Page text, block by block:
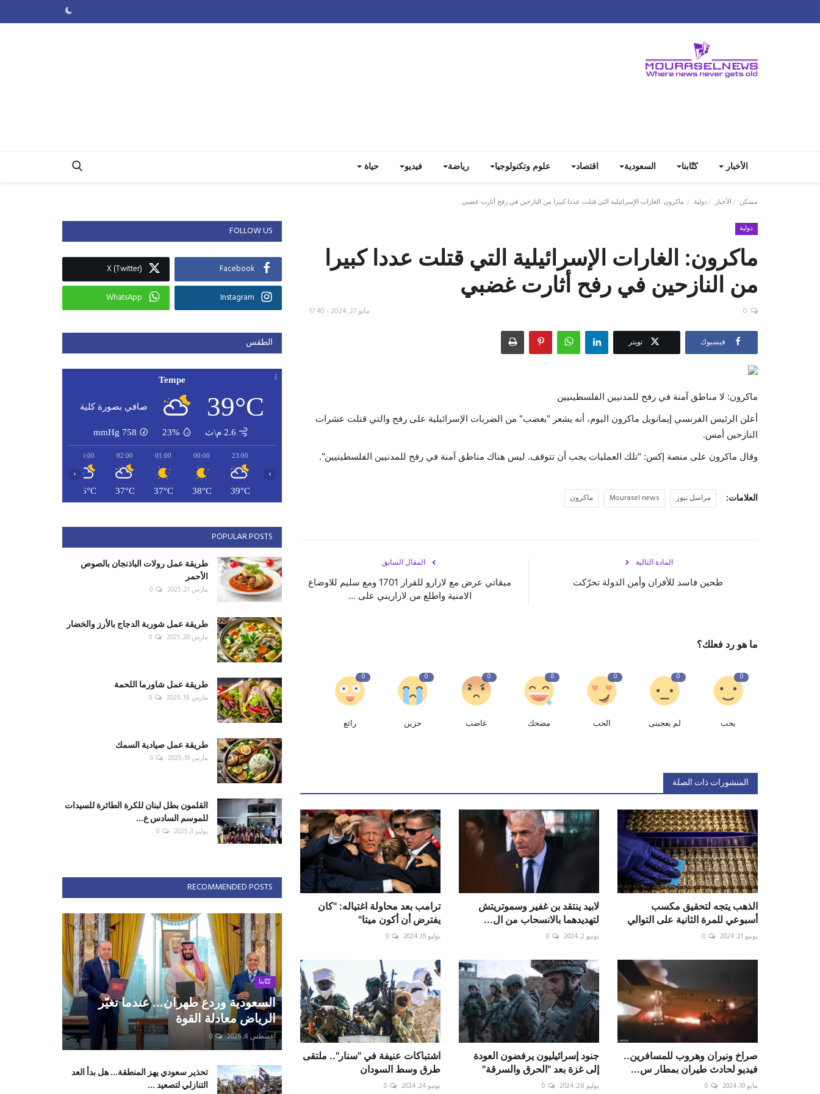
الأخبار كتّابنا السعودية اقتصاد علوم وتكنولوجيا رياضة فيديو حياة
مسكن الأخبار دولية ماكرون: الغارات الإسرائيلية التي قتلت عددا كبيرا من النازحين في رفح أثارت غضبي
دولية
ماكرون: الغارات الإسرائيلية التي قتلت عددا كبيرا
من النازحين في رفح أثارت غضبي
مايو 27, 2024 - 17:40 0
فيسبوك تويتر
ماكرون: لا مناطق آمنة في رفح للمدنيين الفلسطينيين
أعلن الرئيس الفرنسي إيمانويل ماكرون اليوم، أنه يشعر "بغضب" من الضربات الإسرائيلية على رفح والتي قتلت عشرات
النازحين أمس.
وقال ماكرون على منصة إكس: "تلك العمليات يجب أن تتوقف. ليس هناك مناطق آمنة في رفح للمدنيين الفلسطينيين".
العلامات: مراسل نيوز Mourasel news ماكرون
المقال السابق
ميقاتي عرض مع لازارو للقرار 1701 ومع سليم للاوضاع
الامنية واطلع من لازاريني على ...
المادة التالية
طحين فاسد للأفران وأمن الدولة تحرّكت
ما هو رد فعلك؟
0
يحب
0
لم يعجبنى
0
الحب
0
مضحك
0
غاضب
0
حزين
0
رائع
المنشورات ذات الصلة
الذهب يتجه لتحقيق مكسب
أسبوعي للمرة الثانية على التوالي
يونيو 21, 2024 0
لابيد ينتقد بن غفير وسموتريتش
لتهديدهما بالانسحاب من ال...
يونيو 2, 2024 0
ترامب بعد محاولة اغتياله: "كان
يفترض أن أكون ميتا"
يوليو 15, 2024 0
صراخ ونيران وهروب للمسافرين..
فيديو لحادث طيران بمطار س...
مايو 10, 2024 0
جنود إسرائيليون يرفضون العودة
إلى غزة بعد "الحرق والسرقة"
يوليو 28, 2024 0
اشتباكات عنيفة في "سنار".. ملتقى
طرق وسط السودان
يونيو 24, 2024 0
FOLLOW US
Facebook
X (Twitter)
Instagram
WhatsApp
الطقس
Tempe
39°C صافي بصورة كلية
2.6 م\ث 23%
758
mmHg
23:00
39°C
00:00
38°C
01:00
37°C
02:00
37°C
03:00
36°C
‹ ›
POPULAR POSTS
طريقة عمل رولات الباذنجان بالصوص
الأحمر
مارس 21, 2025 0
طريقة عمل شوربة الدجاج بالأرز والخضار
مارس 20, 2025 0
طريقة عمل شاورما اللحمة
مارس 18, 2025 0
طريقة عمل صيادية السمك
مارس 19, 2025 0
القلمون بطل لبنان للكرة الطائرة للسيدات
للموسم السادس ع...
يوليو 3, 2025 0
RECOMMENDED POSTS
كتّابنا
السعودية وردع طهران... عندما تغيّر
الرياض معادلة القوة
أغسطس 8, 2026 0
تحذير سعودي يهز المنطقة... هل بدأ العد
التنازلي لتصعيد ...